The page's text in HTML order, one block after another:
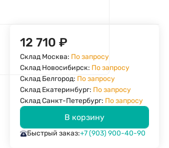
12 710₽
Склад Москва: По запросу
Склад Новосибирск: По запросу
Склад Белгород: По запросу
Склад Екатеринбург: По запросу
Склад Санкт-Петербург: По запросу
В корзину
Быстрый заказ:+7 (903) 900-40-90